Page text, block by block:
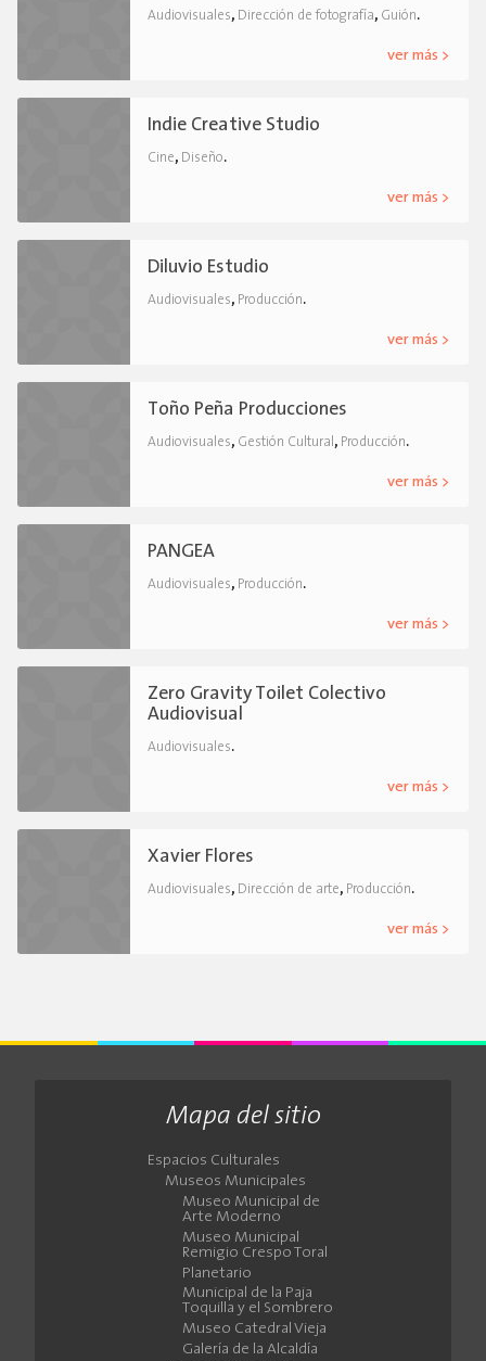
Audiovisuales, Dirección de fotografía, Guión.
ver más >
Indie Creative Studio
Cine, Diseño.
ver más >
Diluvio Estudio
Audiovisuales, Producción.
ver más >
Toño Peña Producciones
Audiovisuales, Gestión Cultural , Producción.
ver más >
PANGEA
Audiovisuales, Producción.
ver más >
Zero Gravity Toilet Colectivo
Audiovisual
Audiovisuales.
ver más >
Xavier Flores
Audiovisuales, Dirección de arte, Producción.
ver más >
Mapa del sitio
Espacios Culturales
Museos Municipales
Museo Municipal de
Arte Moderno
Museo Municipal
Remigio Crespo Toral
Planetario
Municipal de la Paja
Toquilla y el Sombrero
Museo Catedral Vieja
Galería de la Alcaldía